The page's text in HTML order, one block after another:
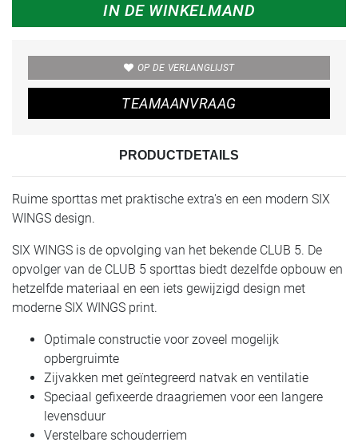
IN DE WINKELMAND
OP DE VERLANGLIJST
TEAMAANVRAAG
PRODUCTDETAILS
Ruime sporttas met praktische extra's en een modern SIX
WINGS design.
SIX WINGS is de opvolging van het bekende CLUB 5. De
opvolger van de CLUB 5 sporttas biedt dezelfde opbouw en
hetzelfde materiaal en een iets gewijzigd design met
moderne SIX WINGS print.
Optimale constructie voor zoveel mogelijk
opbergruimte
Zijvakken met geïntegreerd natvak en ventilatie
Speciaal gefixeerde draagriemen voor een langere
levensduur
Verstelbare schouderriem